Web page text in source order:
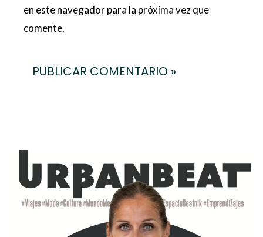
en este navegador para la próxima vez que
comente.